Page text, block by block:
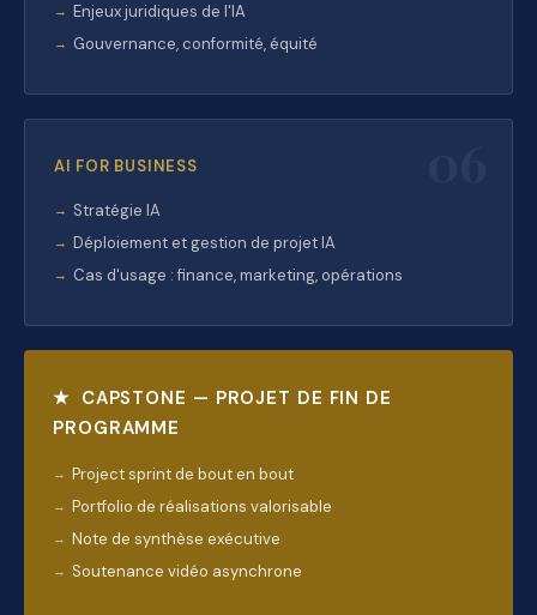
Enjeux juridiques de l'IA
Gouvernance, conformité, équité
AI FOR BUSINESS
Stratégie IA
Déploiement et gestion de projet IA
Cas d'usage : finance, marketing, opérations
★ CAPSTONE — PROJET DE FIN DE
PROGRAMME
Project sprint de bout en bout
Portfolio de réalisations valorisable
Note de synthèse exécutive
Soutenance vidéo asynchrone